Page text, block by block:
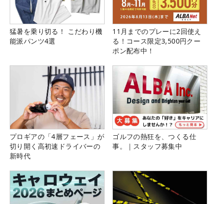
猛暑を乗り切る！ こだわり機
能派パンツ4選
11月までのプレーに2回使え
る！コース限定3,500円クー
ポン配布中！
プロギアの「4層フェース」が
切り開く高初速ドライバーの
新時代
ゴルフの熱狂を、つくる仕
事。｜スタッフ募集中